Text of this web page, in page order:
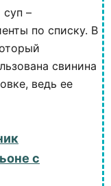
–
по списку. В
свинина
ведь ее
с